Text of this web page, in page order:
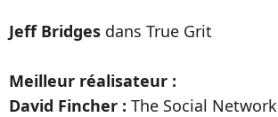
Jeff Bridges dans True Grit
Meilleur réalisateur :
David Fincher : The Social Network